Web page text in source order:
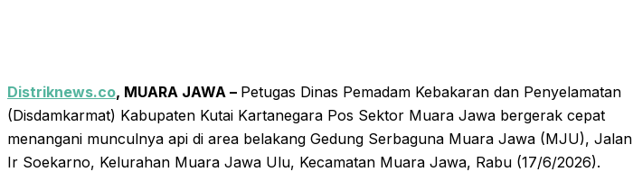
Distriknews.co, MUARA JAWA – Petugas Dinas Pemadam Kebakaran dan Penyelamatan
(Disdamkarmat) Kabupaten Kutai Kartanegara Pos Sektor Muara Jawa bergerak cepat
menangani munculnya api di area belakang Gedung Serbaguna Muara Jawa (MJU), Jalan
Ir Soekarno, Kelurahan Muara Jawa Ulu, Kecamatan Muara Jawa, Rabu (17/6/2026).